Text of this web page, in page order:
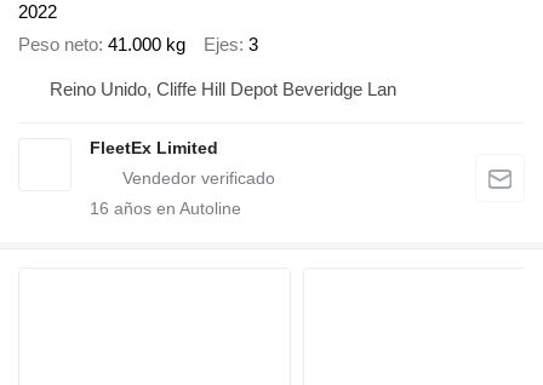
2022
Peso neto 41.000 kg Ejes 3
Reino Unido, Cliffe Hill Depot Beveridge Lan
FleetEx Limited
16 años en Autoline